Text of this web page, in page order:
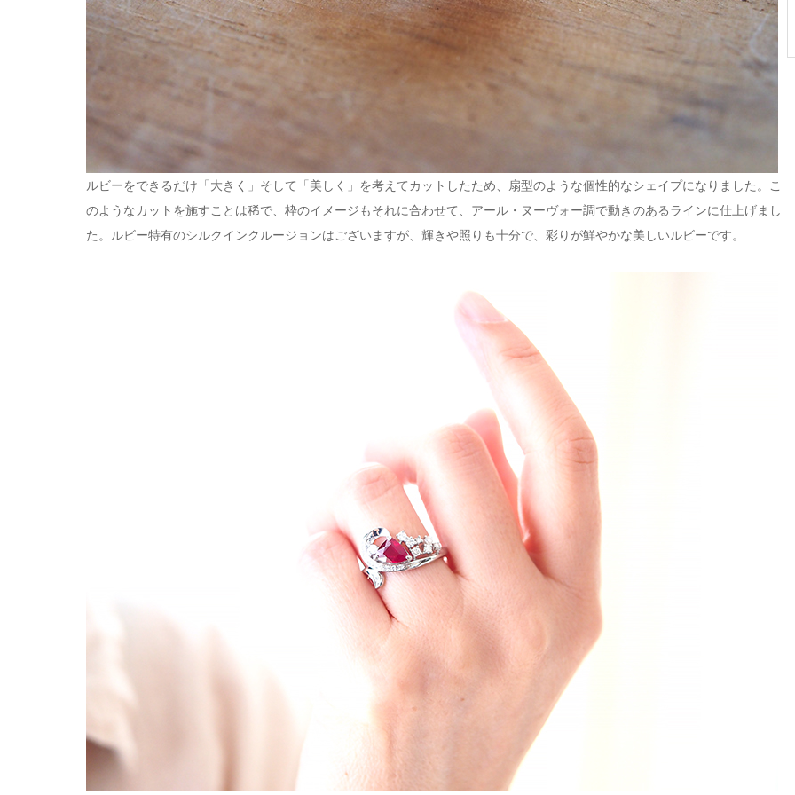
ルビーをできるだけ「大きく」そして「美しく」を考えてカットしたため、扇型のような個性的なシェイプになりました。こ
のようなカットを施すことは稀で、枠のイメージもそれに合わせて、アール・ヌーヴォー調で動きのあるラインに仕上げまし
た。ルビー特有のシルクインクルージョンはございますが、輝きや照りも十分で、彩りが鮮やかな美しいルビーです。